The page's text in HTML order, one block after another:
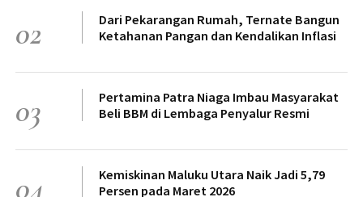
02
Dari Pekarangan Rumah, Ternate Bangun
Ketahanan Pangan dan Kendalikan Inflasi
03
Pertamina Patra Niaga Imbau Masyarakat
Beli BBM di Lembaga Penyalur Resmi
04
Kemiskinan Maluku Utara Naik Jadi 5,79
Persen pada Maret 2026